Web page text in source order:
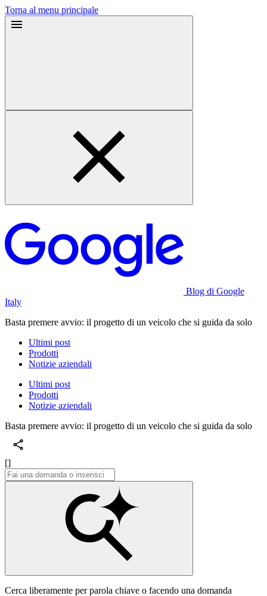
Torna al menu principale
Blog di Google
Italy
Basta premere avvio: il progetto di un veicolo che si guida da solo
Ultimi post
Prodotti
Notizie aziendali
Ultimi post
Prodotti
Notizie aziendali
Basta premere avvio: il progetto di un veicolo che si guida da solo
[]
Cerca liberamente per parola chiave o facendo una domanda